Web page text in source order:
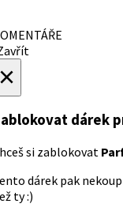
dárek
si zablokovat
dárek pak
ty :)